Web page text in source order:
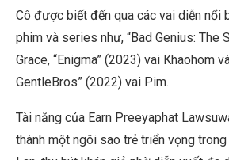
Cô được biết đến qua các vai diễn nổi
phim và series như, “Bad Genius: The
Grace, “Enigma” (2023) vai Khaohom
GentleBros” (2022) vai Pim.
Tài năng của Earn Preeyaphat
thành một ngôi sao trẻ triển vọng